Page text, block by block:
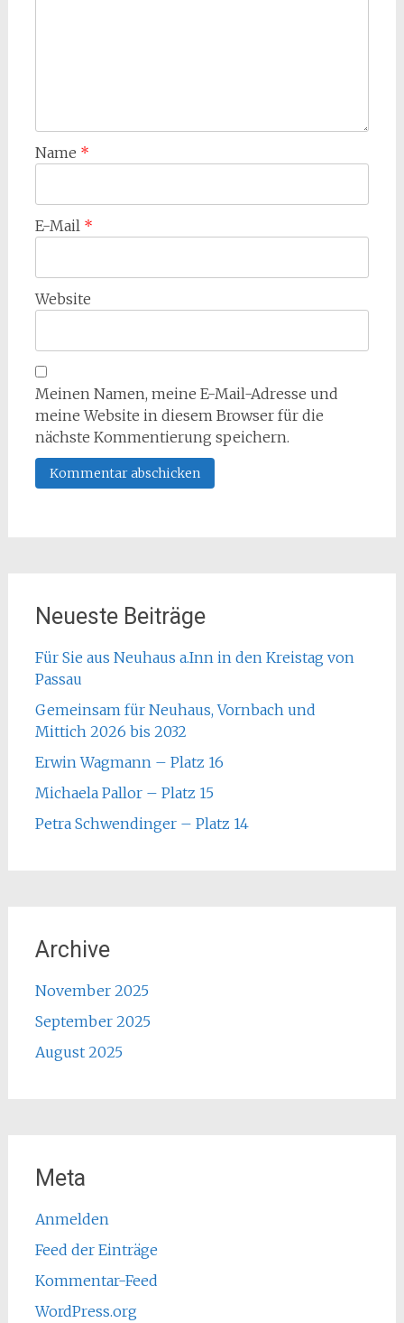
Name *
E-Mail *
Website
Meinen Namen, meine E-Mail-Adresse und
meine Website in diesem Browser für die
nächste Kommentierung speichern.
Neueste Beiträge
Für Sie aus Neuhaus a.Inn in den Kreistag von
Passau
Gemeinsam für Neuhaus, Vornbach und
Mittich 2026 bis 2032
Erwin Wagmann – Platz 16
Michaela Pallor – Platz 15
Petra Schwendinger – Platz 14
Archive
November 2025
September 2025
August 2025
Meta
Anmelden
Feed der Einträge
Kommentar-Feed
WordPress.org